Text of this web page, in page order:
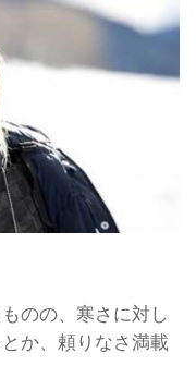
のの、寒さに対し
か、頼りなさ満載